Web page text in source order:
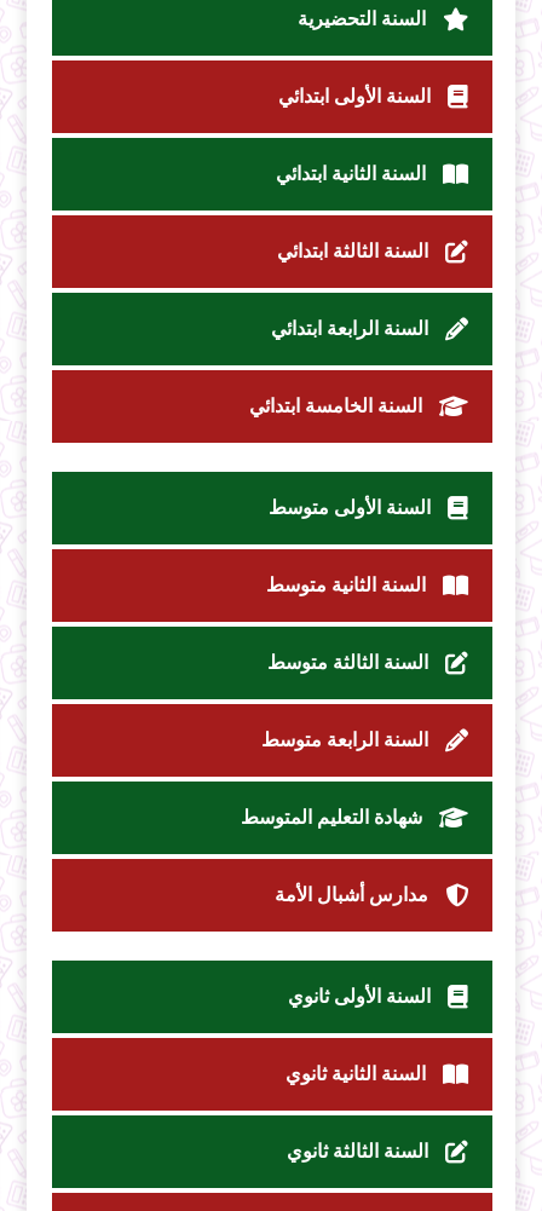
السنة التحضيرية
السنة الأولى ابتدائي
السنة الثانية ابتدائي
السنة الثالثة ابتدائي
السنة الرابعة ابتدائي
السنة الخامسة ابتدائي
السنة الأولى متوسط
السنة الثانية متوسط
السنة الثالثة متوسط
السنة الرابعة متوسط
شهادة التعليم المتوسط
مدارس أشبال الأمة
السنة الأولى ثانوي
السنة الثانية ثانوي
السنة الثالثة ثانوي